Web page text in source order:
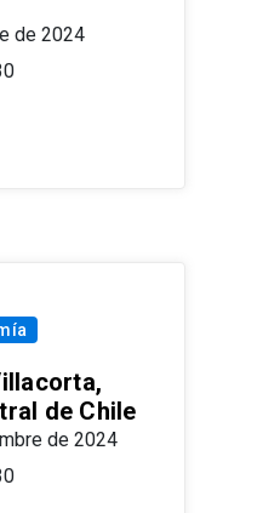
de 2024
de Chile
de 2024